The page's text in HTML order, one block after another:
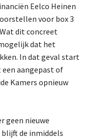
Eelco Heinen
voor box 3
dit concreet
dat het
In dat geval start
aangepast of
Kamers opnieuw
geen nieuwe
de inmiddels